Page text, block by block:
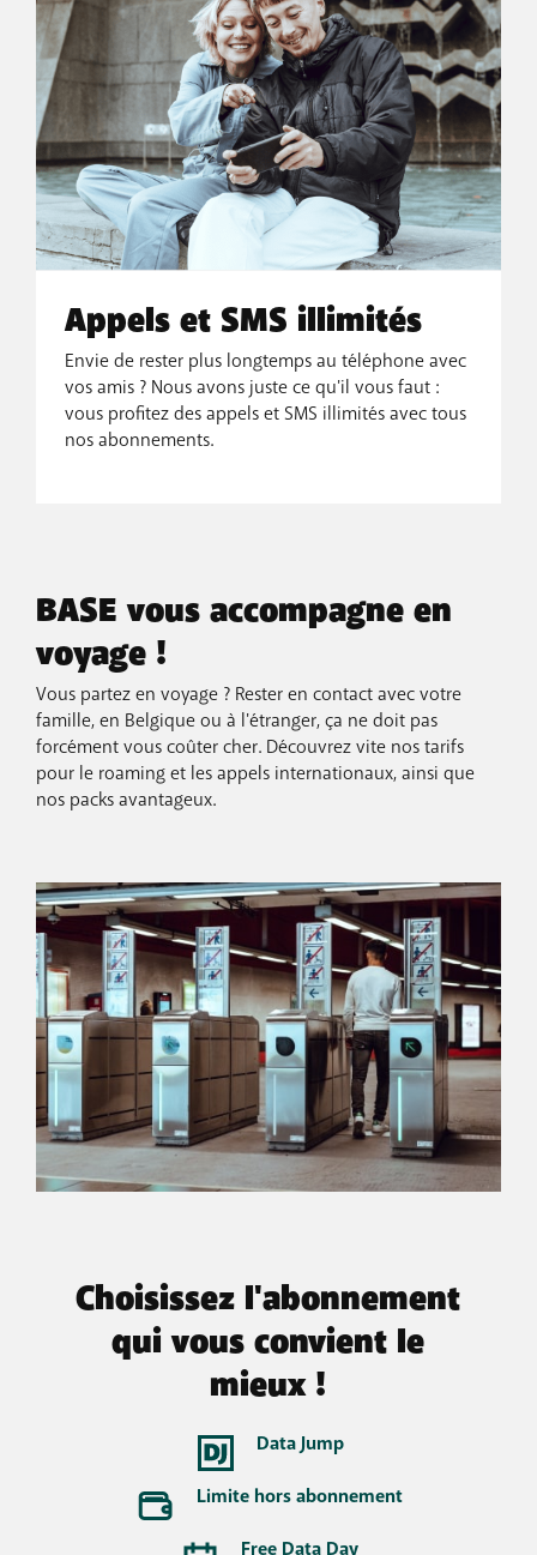
Appels et SMS illimités
Envie de rester plus longtemps au téléphone avec
vos amis ? Nous avons juste ce qu'il vous faut :
vous profitez des appels et SMS illimités avec tous
nos abonnements.
BASE vous accompagne en
voyage !
Vous partez en voyage ? Rester en contact avec votre
famille, en Belgique ou à l'étranger, ça ne doit pas
forcément vous coûter cher. Découvrez vite nos tarifs
pour le roaming et les appels internationaux, ainsi que
nos packs avantageux.
Choisissez l'abonnement
qui vous convient le
mieux !
Data Jump
Limite hors abonnement
Free Data Day